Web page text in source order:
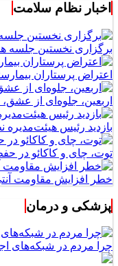
اخبار نظام سلامت
برگزاری نخستین جلسه
اعتراض پرستاران
اربعین، جلوه‌ای از
بازدید رئیس
توت، چای و کاکائو در
خطر افزایش مقاومت
پزشکی و درمان
چرا مردم در شبکه‌های